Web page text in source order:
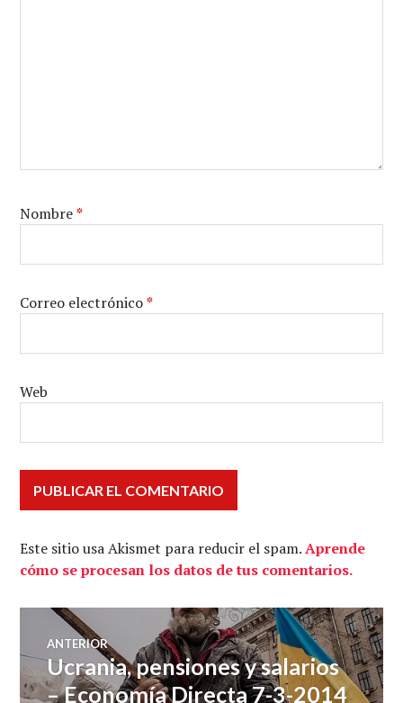
Nombre*
Correo electrónico*
Web
Este sitio usa Akismet para reducir el spam.Aprende
cómo se procesan los datos de tus comentarios.
Navegación
de
ANTERIOR
Entrada
anterior:
Ucrania, pensiones y salarios
– Economía Directa 7-3-2014